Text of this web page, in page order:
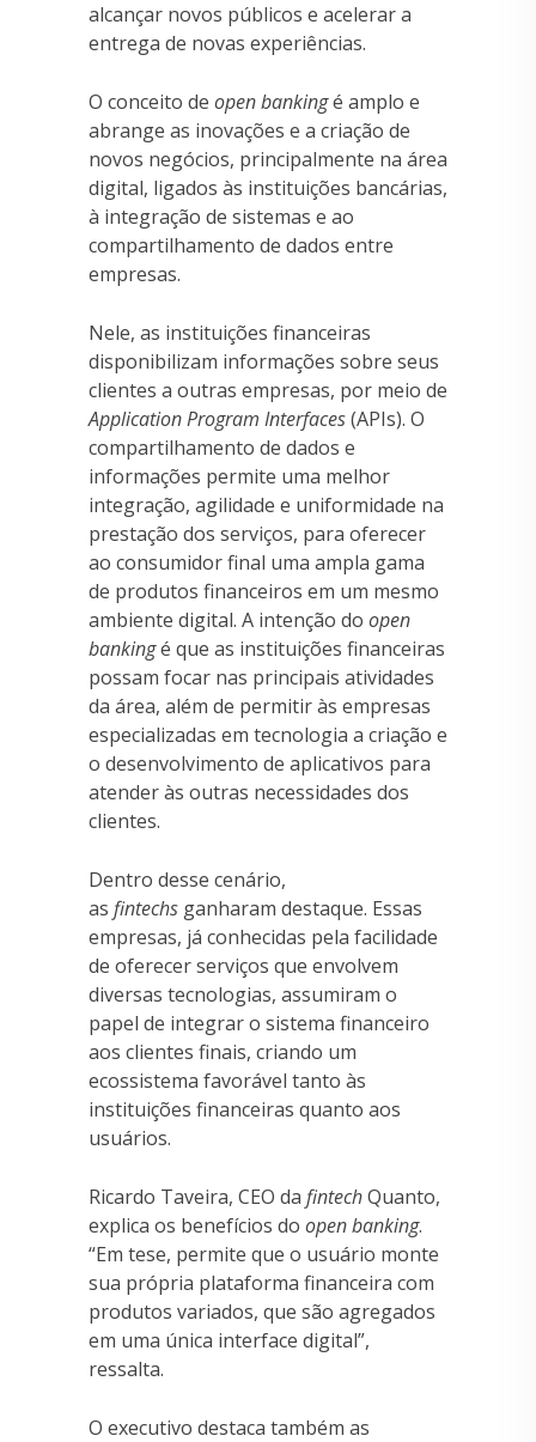
alcançar novos públicos e acelerar a
entrega de novas experiências.
O conceito de open bankingé amplo e
abrange as inovações e a criação de
novos negócios, principalmente na área
digital, ligados às instituições bancárias,
à integração de sistemas e ao
compartilhamento de dados entre
empresas.
Nele, as instituições financeiras
disponibilizam informações sobre seus
clientes a outras empresas, por meio de
Application Program Interfaces(APIs). O
compartilhamento de dados e
informações permite uma melhor
integração, agilidade e uniformidade na
prestação dos serviços, para oferecer
ao consumidor final uma ampla gama
de produtos financeiros em um mesmo
ambiente digital. A intenção do open
bankingé que as instituições financeiras
possam focar nas principais atividades
da área, além de permitir às empresas
especializadas em tecnologia a criação e
o desenvolvimento de aplicativos para
atender às outras necessidades dos
clientes.
Dentro desse cenário,
as fintechs ganharam destaque. Essas
empresas, já conhecidas pela facilidade
de oferecer serviços que envolvem
diversas tecnologias, assumiram o
papel de integrar o sistema financeiro
aos clientes finais, criando um
ecossistema favorável tanto às
instituições financeiras quanto aos
usuários.
Ricardo Taveira, CEO da fintechQuanto,
explica os benefícios do open banking.
“Em tese, permite que o usuário monte
sua própria plataforma financeira com
produtos variados, que são agregados
em uma única interface digital”,
ressalta.
O executivo destaca também as